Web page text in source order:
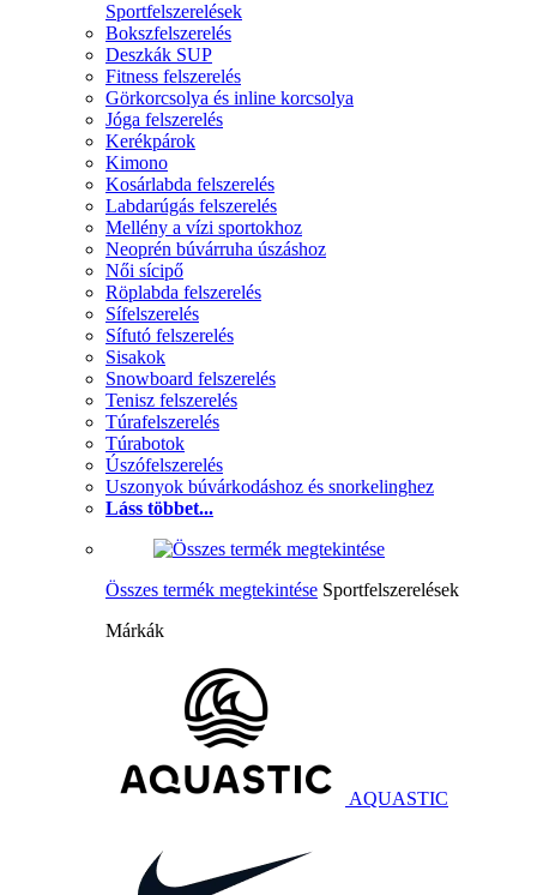
Sportfelszerelések
Bokszfelszerelés
Deszkák SUP
Fitness felszerelés
Görkorcsolya és inline korcsolya
Jóga felszerelés
Kerékpárok
Kimono
Kosárlabda felszerelés
Labdarúgás felszerelés
Mellény a vízi sportokhoz
Neoprén búvárruha úszáshoz
Női sícipő
Röplabda felszerelés
Sífelszerelés
Sífutó felszerelés
Sisakok
Snowboard felszerelés
Tenisz felszerelés
Túrafelszerelés
Túrabotok
Úszófelszerelés
Uszonyok búvárkodáshoz és snorkelinghez
Láss többet...
Összes termék megtekintése Sportfelszerelések
Márkák
AQUASTIC